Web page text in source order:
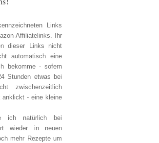
Links
Affiliatelinks. Ihr
dieser Links nicht
automatisch eine
bekomme - sofern
Stunden etwas bei
zwischenzeitlich
anklickt - eine kleine
ich natürlich bei
wieder in neuen
mehr Rezepte um